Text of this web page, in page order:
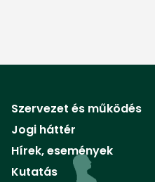
Szervezet és működés
Jogi háttér
Hírek, események
Kutatás